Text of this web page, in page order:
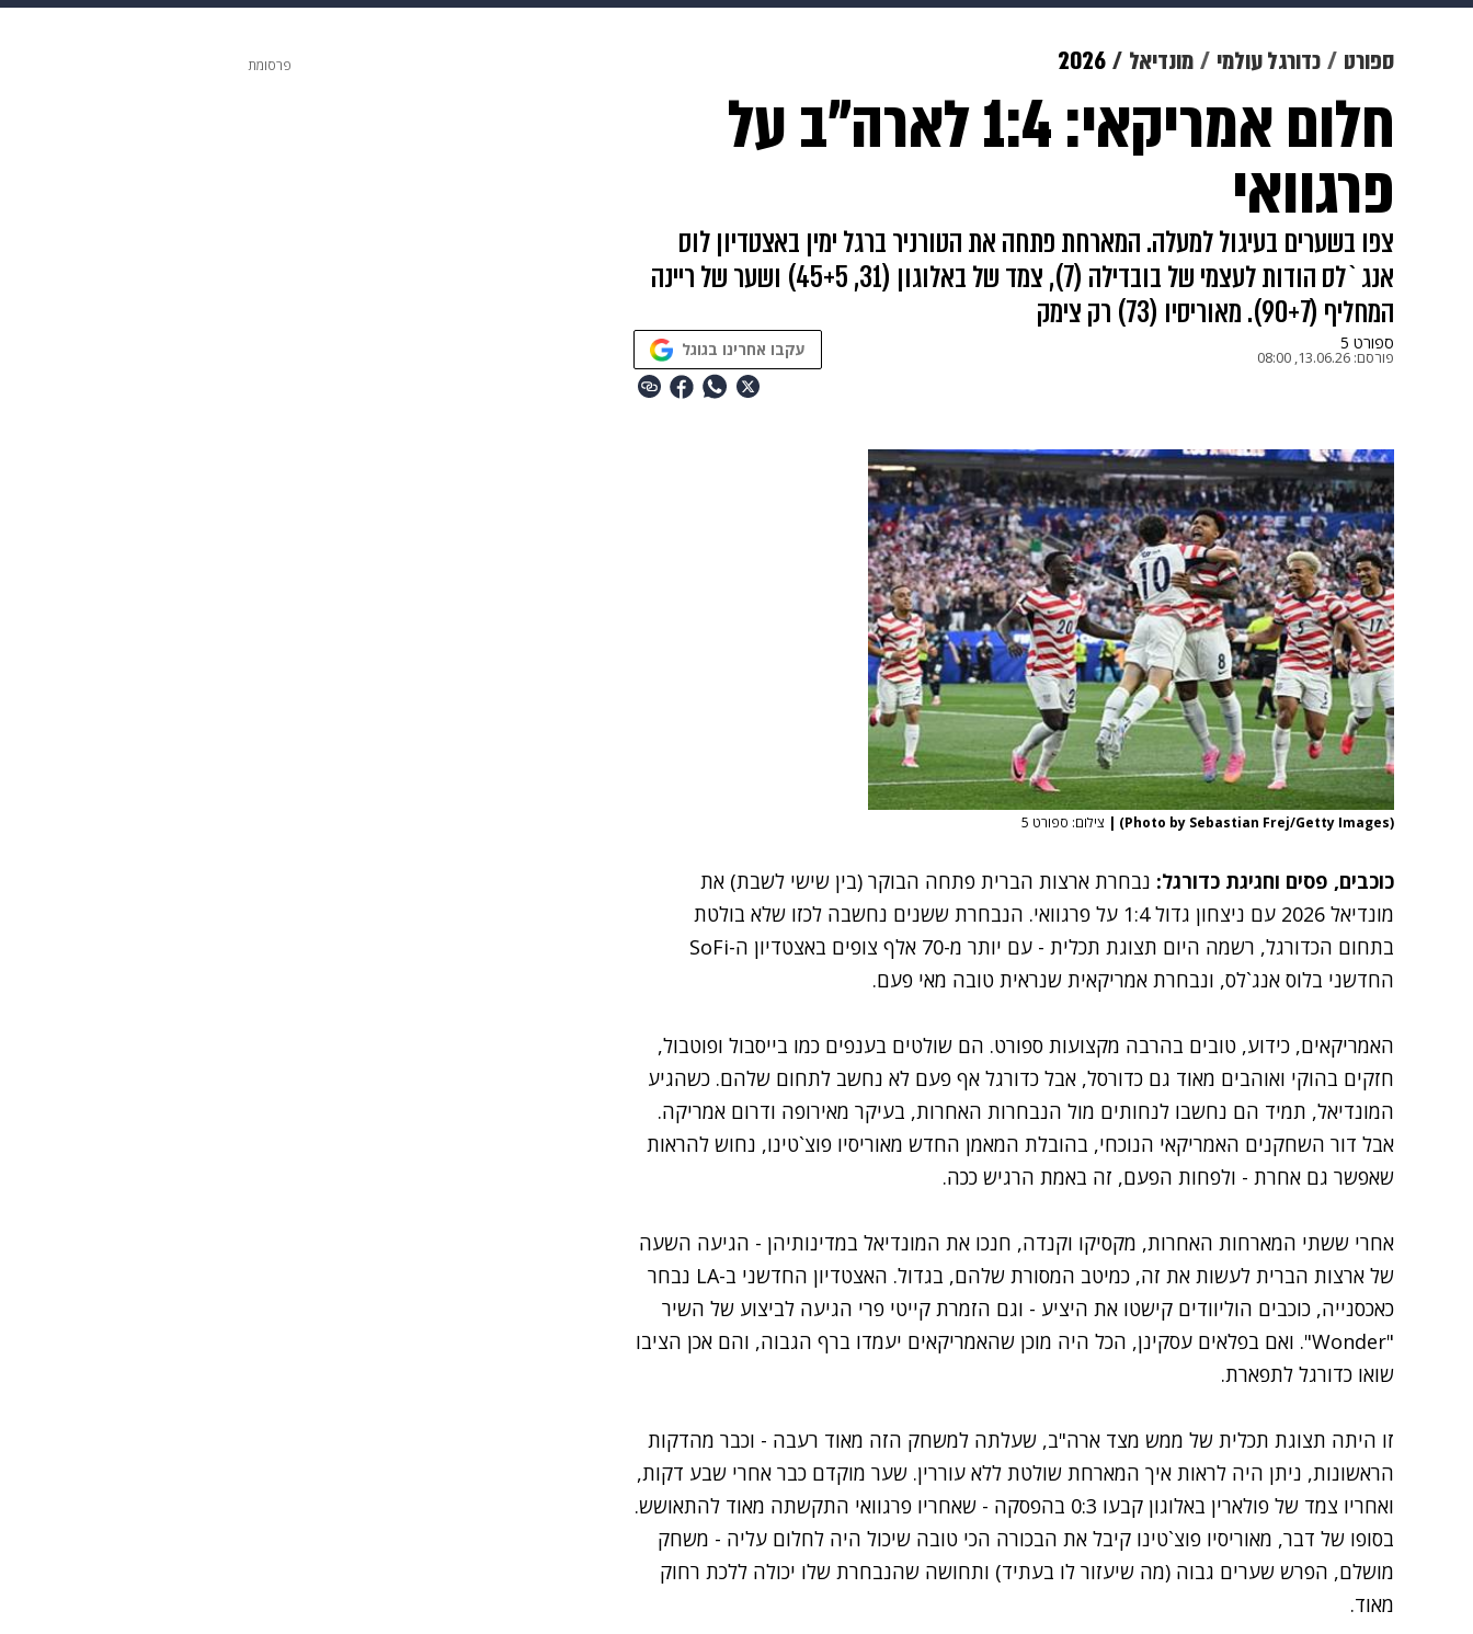
מוזיקה תרבות צבא וביטחון
דיגיטל גאווה ויוה משפט תשעה חודשים מתכונים פרויקטים מיוחדים
ספורט כדורגל עולמי מונדיאל 2026
חלום אמריקאי: 1:4 לארה"ב על
פרגוואי
צפו בשערים בעיגול למעלה. המארחת פתחה את הטורניר ברגל ימין באצטדיון לוס
אנג`לס הודות לעצמי של בובדילה (7), צמד של באלוגון (31, 45+5) ושער של ריינה
המחליף (90+7). מאוריסיו (73) רק צימק
ספורט 5
פורסם: 13.06.26, 08:00 עקבו אחרינו בגוגל
(Photo by Sebastian Frej/Getty Images)
| צילום: ספורט 5
כוכבים, פסים וחגיגת כדורגל: נבחרת ארצות הברית פתחה הבוקר (בין שישי לשבת) את
מונדיאל 2026 עם ניצחון גדול 1:4 על פרגוואי. הנבחרת ששנים נחשבה לכזו שלא בולטת
בתחום הכדורגל, רשמה היום תצוגת תכלית - עם יותר מ-70 אלף צופים באצטדיון ה-SoFi
החדשני בלוס אנג`לס, ונבחרת אמריקאית שנראית טובה מאי פעם.
האמריקאים, כידוע, טובים בהרבה מקצועות ספורט. הם שולטים בענפים כמו בייסבול ופוטבול,
חזקים בהוקי ואוהבים מאוד גם כדורסל, אבל כדורגל אף פעם לא נחשב לתחום שלהם. כשהגיע
המונדיאל, תמיד הם נחשבו לנחותים מול הנבחרות האחרות, בעיקר מאירופה ודרום אמריקה.
אבל דור השחקנים האמריקאי הנוכחי, בהובלת המאמן החדש מאוריסיו פוצ`טינו, נחוש להראות
שאפשר גם אחרת - ולפחות הפעם, זה באמת הרגיש ככה.
אחרי ששתי המארחות האחרות, מקסיקו וקנדה, חנכו את המונדיאל במדינותיהן - הגיעה השעה
של ארצות הברית לעשות את זה, כמיטב המסורת שלהם, בגדול. האצטדיון החדשני ב-LA נבחר
כאכסנייה, כוכבים הוליוודים קישטו את היציע - וגם הזמרת קייטי פרי הגיעה לביצוע של השיר
"Wonder". ואם בפלאים עסקינן, הכל היה מוכן שהאמריקאים יעמדו ברף הגבוה, והם אכן הציבו
שואו כדורגל לתפארת.
זו היתה תצוגת תכלית של ממש מצד ארה"ב, שעלתה למשחק הזה מאוד רעבה - וכבר מהדקות
הראשונות, ניתן היה לראות איך המארחת שולטת ללא עוררין. שער מוקדם כבר אחרי שבע דקות,
ואחריו צמד של פולארין באלוגון קבעו 0:3 בהפסקה - שאחריו פרגוואי התקשתה מאוד להתאושש.
בסופו של דבר, מאוריסיו פוצ`טינו קיבל את הבכורה הכי טובה שיכול היה לחלום עליה - משחק
מושלם, הפרש שערים גבוה (מה שיעזור לו בעתיד) ותחושה שהנבחרת שלו יכולה ללכת רחוק
מאוד.
פרסומת